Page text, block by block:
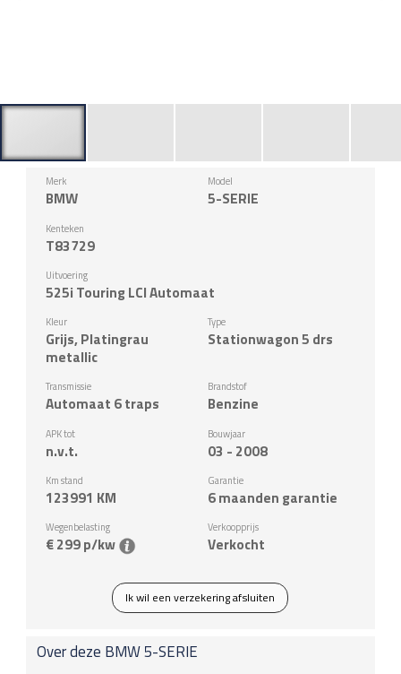
Merk
BMW
Model
5-SERIE
Kenteken
T83729
Uitvoering
525i Touring LCI Automaat
Kleur
Grijs, Platingrau
metallic
Type
Stationwagon 5 drs
Transmissie
Automaat 6 traps
Brandstof
Benzine
APK tot
n.v.t.
Bouwjaar
03 - 2008
Km stand
123991 KM
Garantie
6 maanden garantie
Wegenbelasting
€ 299 p/kw
Verkoopprijs
Verkocht
Ik wil een verzekering afsluiten
Over deze BMW5-SERIE